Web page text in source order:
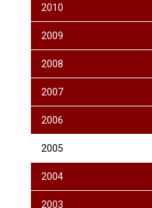
2010
2009
2008
2007
2006
2005
2004
2003